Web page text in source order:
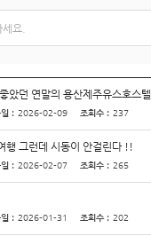
았던 연말의 용산제주유스호스텔
: 2026-02-09 조회수 : 237
행 그런데 시동이 안걸린다 !!
: 2026-02-07 조회수 : 265
: 2026-01-31 조회수 : 202